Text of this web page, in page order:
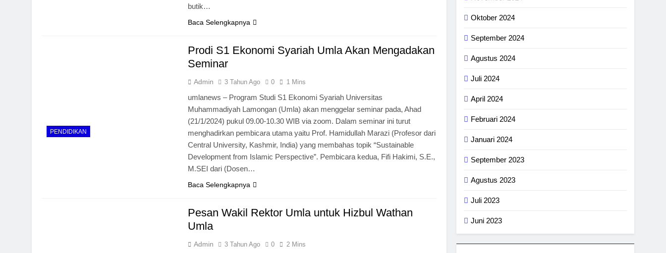
butik…
Baca Selengkapnya
PENDIDIKAN
Prodi S1 Ekonomi Syariah Umla Akan Mengadakan
Seminar
Admin 3 Tahun Ago 0 1 Mins
umlanews – Program Studi S1 Ekonomi Syariah Universitas
Muhammadiyah Lamongan (Umla) akan menggelar seminar pada, Ahad
(21/1/2024) pukul 09.00-10.30 WIB via zoom. Dalam seminar ini turut
menghadirkan pembicara utama yaitu Prof. Hamidullah Marazi (Profesor dari
Central University, Kashmir, India) yang membahas topik “Sustainable
Development from Islamic Perspective”. Pembicara kedua, Fifi Hakimi, S.E.,
M.SEI dari (Dosen…
Baca Selengkapnya
Pesan Wakil Rektor Umla untuk Hizbul Wathan
Umla
Admin 3 Tahun Ago 0 2 Mins
Oktober 2024
September 2024
Agustus 2024
Juli 2024
April 2024
Februari 2024
Januari 2024
September 2023
Agustus 2023
Juli 2023
Juni 2023